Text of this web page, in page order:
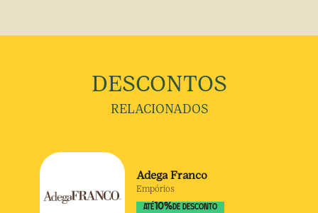
DESCONTOS
RELACIONADOS
Adega Franco
Empórios
ATÉ 10% DE DESCONTO